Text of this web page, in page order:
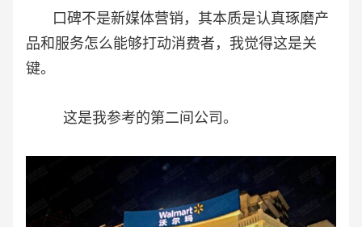
口碑不是新媒体营销，其本质是认真琢磨产
品和服务怎么能够打动消费者，我觉得这是关
键。
这是我参考的第二间公司。